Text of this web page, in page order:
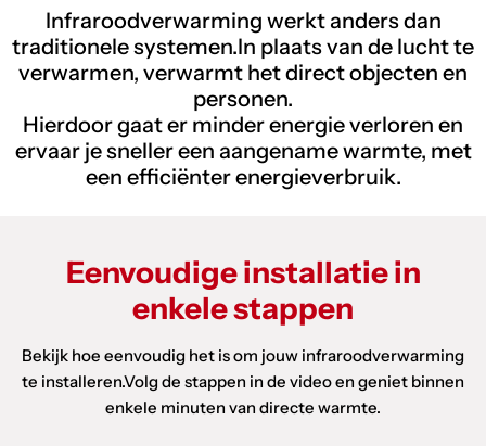
Infraroodverwarming werkt anders dan
traditionele systemen.In plaats van de lucht te
verwarmen, verwarmt het direct objecten en
personen.
Hierdoor gaat er minder energie verloren en
ervaar je sneller een aangename warmte, met
een efficiënter energieverbruik.
Eenvoudige installatie in
enkele stappen
Bekijk hoe eenvoudig het is om jouw infraroodverwarming
te installeren.Volg de stappen in de video en geniet binnen
enkele minuten van directe warmte.